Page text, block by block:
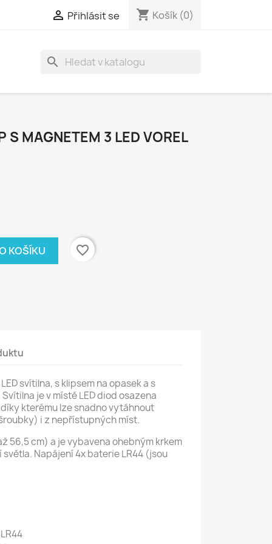
 Přihlásit se shopping_cart Košík (0)
search
S MAGNETEM 3 LED VOREL
KOŠÍKU favorite_border
svítilna, s klipsem na opasek a s
je v místě LED diod osazena
kterému lze snadno vytáhnout
i z nepřístupných míst.
56,5 cm) a je vybavena ohebným krkem
Napájení 4x baterie LR44 (jsou